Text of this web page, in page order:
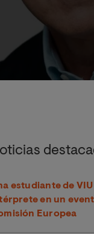
estudiante de
en un
Europea